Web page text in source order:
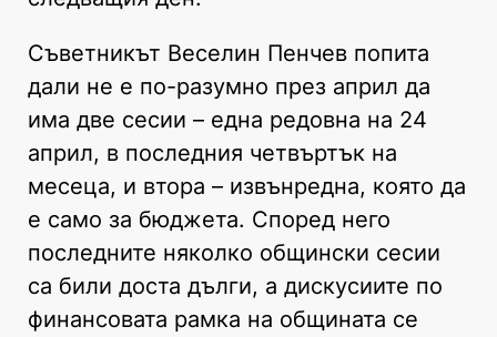
Съветникът Веселин Пенчев попита
дали не е по-разумно през април да
има две сесии – една редовна на 24
април, в последния четвъртък на
месеца, и втора – извънредна, която да
е само за бюджета. Според него
последните няколко общински сесии
са били доста дълги, а дискусиите по
финансовата рамка на общината се